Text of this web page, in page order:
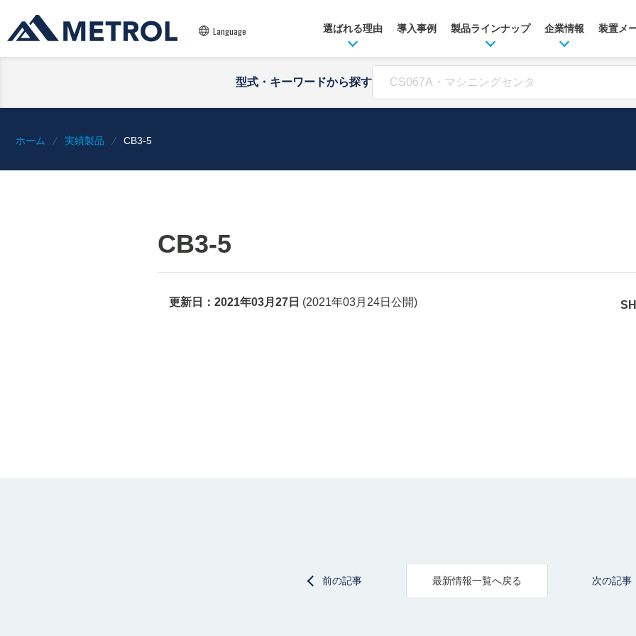
Language 選ばれる理由 導入事例 製品ラインナップ 企業情報 装置メ
型式・キーワードから探す
ホーム 実績製品 CB3-5
CB3-5
更新日： 2021年03月27日 (2021年03月24日 公開)
前の記事 最新情報一覧へ戻る 次の記事